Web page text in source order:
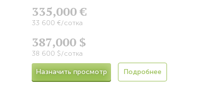
335,000 €
33 600 €/сотка
387,000 $
38 600 $/сотка
Назначить просмотр Подробнее